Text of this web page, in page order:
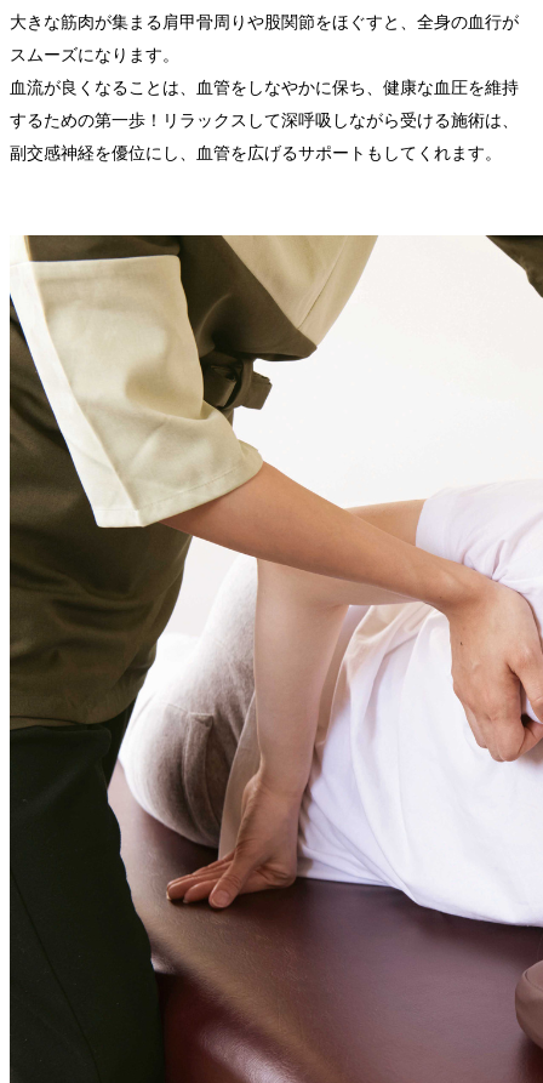
大きな筋肉が集まる肩甲骨周りや股関節をほぐすと、全身の血行が
スムーズになります。
血流が良くなることは、血管をしなやかに保ち、健康な血圧を維持
するための第一歩！リラックスして深呼吸しながら受ける施術は、
副交感神経を優位にし、血管を広げるサポートもしてくれます。